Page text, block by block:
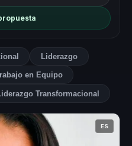
Liderazgo
en Equipo
Transformacional
ES